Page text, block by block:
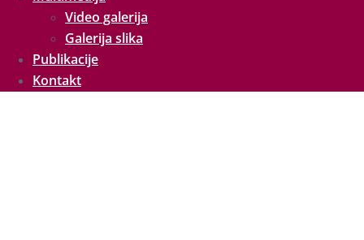
Video galerija
Galerija slika
Publikacije
Kontakt